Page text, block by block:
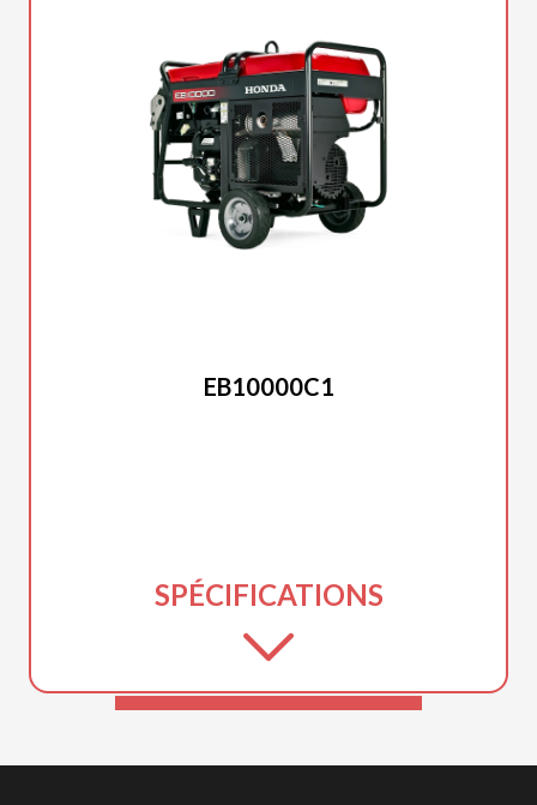
EB10000C1
SPÉCIFICATIONS